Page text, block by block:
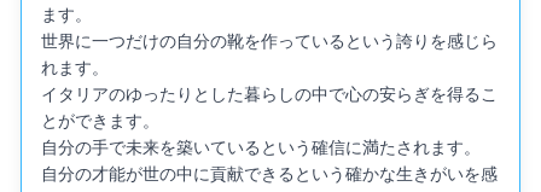
ます。
世界に一つだけの自分の靴を作っているという誇りを感じら
れます。
イタリアのゆったりとした暮らしの中で心の安らぎを得るこ
とができます。
自分の手で未来を築いているという確信に満たされます。
自分の才能が世の中に貢献できるという確かな生きがいを感